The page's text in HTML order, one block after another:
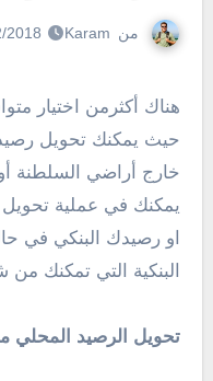
من Karam
2018
هناك أكثرمن اختيار متوافر لدي مستخدمين ooredoo
حيث يمكنك تحويل
خارج أراضي السلطنة
يمكنك في عملية
او رصيدك البنكي في
البنكية التي تمكنك
تحويل الرصيد المحلي